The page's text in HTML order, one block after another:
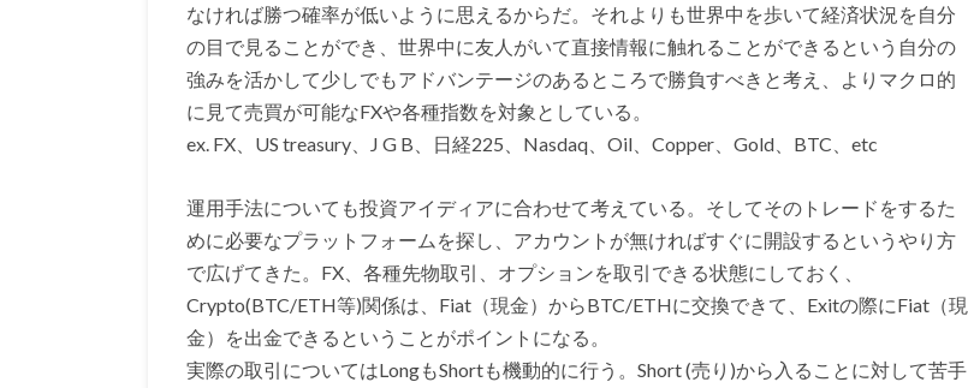
なければ勝つ確率が低いように思えるからだ。それよりも世界中を歩いて経済状況を自分
の目で見ることができ、世界中に友人がいて直接情報に触れることができるという自分の
強みを活かして少しでもアドバンテージのあるところで勝負すべきと考え、よりマクロ的
に見て売買が可能なFXや各種指数を対象としている。
ex. FX、US treasury、J G B、日経225、Nasdaq、Oil、Copper、Gold、BTC、etc
運用手法についても投資アイディアに合わせて考えている。そしてそのトレードをするた
めに必要なプラットフォームを探し、アカウントが無ければすぐに開設するというやり方
で広げてきた。FX、各種先物取引、オプションを取引できる状態にしておく、
Crypto(BTC/ETH等)関係は、Fiat（現金）からBTC/ETHに交換できて、Exitの際にFiat（現
金）を出金できるということがポイントになる。
実際の取引についてはLongもShortも機動的に行う。Short (売り)から入ることに対して苦手